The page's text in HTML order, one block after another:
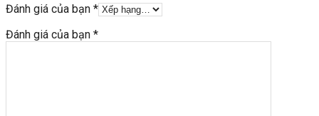
Đánh giá của bạn *
Đánh giá của bạn *